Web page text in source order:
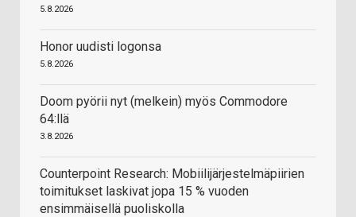
5.8.2026
Honor uudisti logonsa
5.8.2026
Doom pyörii nyt (melkein) myös Commodore
64:llä
3.8.2026
Counterpoint Research: Mobiilijärjestelmäpiirien
toimitukset laskivat jopa 15 % vuoden
ensimmäisellä puoliskolla